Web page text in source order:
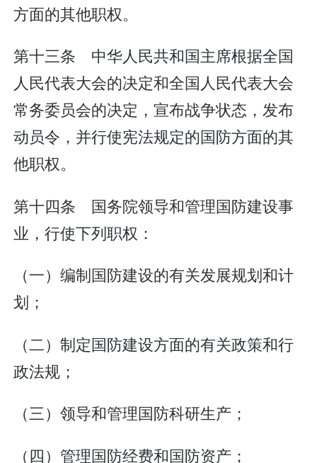
方面的其他职权。
第十三条 中华人民共和国主席根据全国
人民代表大会的决定和全国人民代表大会
常务委员会的决定，宣布战争状态，发布
动员令，并行使宪法规定的国防方面的其
他职权。
第十四条 国务院领导和管理国防建设事
业，行使下列职权：
（一）编制国防建设的有关发展规划和计
划；
（二）制定国防建设方面的有关政策和行
政法规；
（三）领导和管理国防科研生产；
（四）管理国防经费和国防资产；